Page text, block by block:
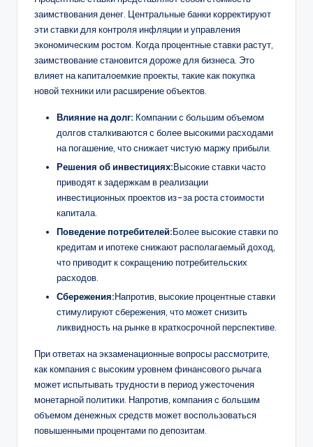
заимствования денег. Центральные банки корректируют
эти ставки для контроля инфляции и управления
экономическим ростом. Когда процентные ставки растут,
заимствование становится дороже для бизнеса. Это
влияет на капиталоемкие проекты, такие как покупка
новой техники или расширение объектов.
Влияние на долг: Компании с большим объемом
долгов сталкиваются с более высокими расходами
на погашение, что снижает чистую маржу прибыли.
Решения об инвестициях:Высокие ставки часто
приводят к задержкам в реализации
инвестиционных проектов из-за роста стоимости
капитала.
Поведение потребителей:Более высокие ставки по
кредитам и ипотеке снижают располагаемый доход,
что приводит к сокращению потребительских
расходов.
Сбережения:Напротив, высокие процентные ставки
стимулируют сбережения, что может снизить
ликвидность на рынке в краткосрочной перспективе.
При ответах на экзаменационные вопросы рассмотрите,
как компания с высоким уровнем финансового рычага
может испытывать трудности в период ужесточения
монетарной политики. Напротив, компания с большим
объемом денежных средств может воспользоваться
повышенными процентами по депозитам.